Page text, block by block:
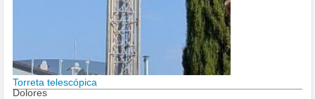
Torreta telescópica
Dolores